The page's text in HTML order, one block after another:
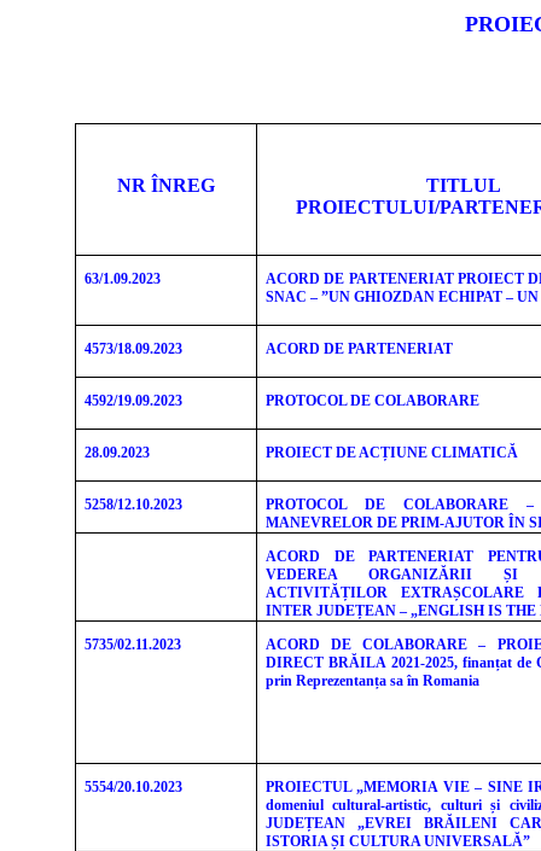
NR ÎNREG
TITLUL
PROIECTULUI/
63/1.09.2023
ACORD DE PARTENERIAT PROIECT
SNAC – ”UN GHIOZDAN ECHIPAT –
4573/18.09.2023 ACORD DE PARTENERIAT
4592/19.09.2023 PROTOCOL DE COLABORARE
28.09.2023 PROIECT DE ACȚIUNE CLIMATICĂ
5258/12.10.2023
PROTOCOL DE COLABORARE –
MANEVRELOR DE PRIM-AJUTOR ÎN
ACORD DE PARTENERIAT
VEDEREA ORGANIZĂRII ȘI
ACTIVITĂȚILOR EXTRAȘCOLARE
INTER JUDEȚEAN – „ENGLISH IS THE
5735/02.11.2023
ACORD DE COLABORARE –
DIRECT BRĂILA 2021-2025, finanțat de
prin Reprezentanța sa în Romania
5554/20.10.2023
PROIECTUL „MEMORIA VIE – SINE
domeniul cultural-artistic, culturi și
JUDEȚEAN „EVREI BRĂILENI
ISTORIA ȘI CULTURA UNIVERSALĂ”